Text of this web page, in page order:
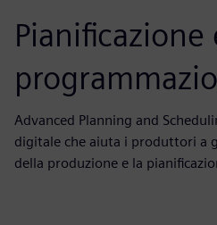
Pianificazione
Advanced Planning and
digitale che aiuta i produttori a
della produzione e la